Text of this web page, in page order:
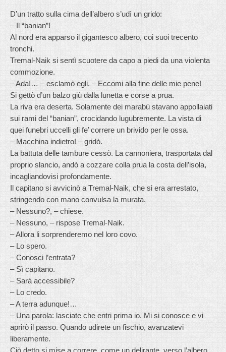
D’un tratto sulla cima dell’albero s’udì un grido:
– Il “banian”!
Al nord era apparso il gigantesco albero, coi suoi trecento
tronchi.
Tremal-Naik si sentì scuotere da capo a piedi da una violenta
commozione.
– Ada!… – esclamò egli. – Eccomi alla fine delle mie pene!
Si gettò d’un balzo giù dalla lunetta e corse a prua.
La riva era deserta. Solamente dei marabù stavano appollaiati
sui rami del “banian”, crocidando lugubremente. La vista di
quei funebri uccelli gli fe’ correre un brivido per le ossa.
– Macchina indietro! – gridò.
La battuta delle tambure cessò. La cannoniera, trasportata dal
proprio slancio, andò a cozzare colla prua la costa dell’isola,
incagliandovisi profondamente.
Il capitano si avvicinò a Tremal-Naik, che si era arrestato,
stringendo con mano convulsa la murata.
– Nessuno?, – chiese.
– Nessuno, – rispose Tremal-Naik.
– Allora li sorprenderemo nel loro covo.
– Lo spero.
– Conosci l’entrata?
– Sì capitano.
– Sarà accessibile?
– Lo credo.
– A terra adunque!…
– Una parola: lasciate che entri prima io. Mi si conosce e vi
aprirò il passo. Quando udirete un fischio, avanzatevi
liberamente.